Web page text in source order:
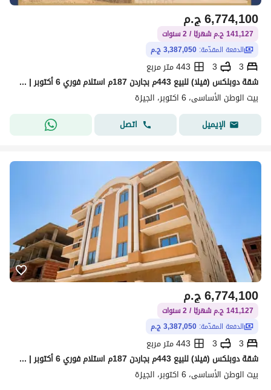
ج.م6,774,100
141,127 ج.م شهريًا / 2 سنوات
الدفعة المقدّمة: 3,387,050 ج.م
3
3
443 متر مربع
شقة دوبلكس (فيلا) للبيع 443م بجاردن 187م استلام فوري 6 أكتوبر | خلف جامعة القاهرة الفرع الدولي
بيت الوطن الأساسى، 6 اكتوبر، الجيزة
الإيميل
اتصل
ج.م6,774,100
141,127 ج.م شهريًا / 2 سنوات
الدفعة المقدّمة: 3,387,050 ج.م
3
3
443 متر مربع
شقة دوبلكس (فيلا) للبيع 443م بجاردن 187م استلام فوري 6 أكتوبر | على بعد خطوات من مطار سفنكس
بيت الوطن الأساسى، 6 اكتوبر، الجيزة